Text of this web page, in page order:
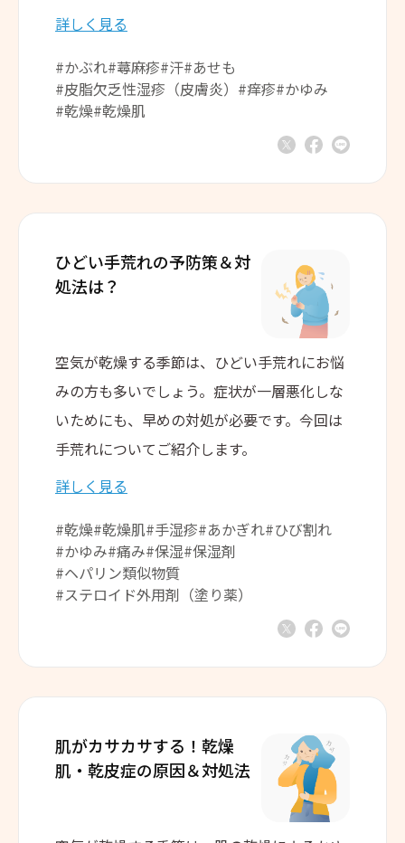
詳しく見る
#かぶれ#蕁麻疹#汗#あせも
#皮脂欠乏性湿疹（皮膚炎） #痒疹#かゆみ
#乾燥#乾燥肌
ひどい手荒れの予防策＆対
処法は？
空気が乾燥する季節は、ひどい手荒れにお悩
みの方も多いでしょう。症状が一層悪化しな
いためにも、早めの対処が必要です。今回は
手荒れについてご紹介します。
詳しく見る
#乾燥#乾燥肌#手湿疹#あかぎれ#ひび割れ
#かゆみ#痛み#保湿#保湿剤
#ヘパリン類似物質
#ステロイド外用剤（塗り薬）
肌がカサカサする！ 乾燥
肌・乾皮症の原因＆対処法